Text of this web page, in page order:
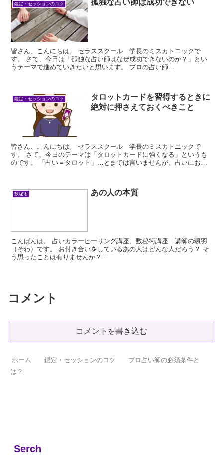
鑑定・セッションのコツ 孤独な占い師は成功できない
皆さん、こんにちは。 セラススクール 学長のミスカトニックで
す。 さて、今日は「孤独な占い師はなぜ成功できないのか？」とい
うテーマで進めていきたいと思います。 プロの占い師...
鑑定・セッションのコツ
タロットカードを習得するときに
絶対に押さえておくべきこと
皆さん、こんにちは。 セラススクール 学長のミスカトニックで
す。 さて、今日のテーマは「タロットカードに強くなる」というも
のです。 「占い＝タロット」…とまでは言いませんが、占いにおい
数秘術 あの人の本質
こんばんは。 占いカラーヒーリング講座、数秘術講座 講師の颯羽
（そわ）です。 お付き合いをしているあの人はどんな人だろう？ そ
う思ったことは有りませんか？
コメント
コメントを書き込む
ホーム 鑑定・セッションのコツ
プロ占い師の必須条件と
は？
Serch